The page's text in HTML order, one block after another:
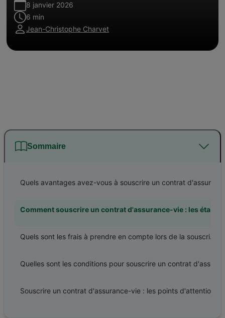
8 janvier 2026
6 min
Jean-Christophe Charvet
Sommaire
Quels sont les frais à prendre en compte lors de la souscription d'un contrat d'assurance-vie ?
Souscrire un contrat d'assurance-vie : les points d'attention